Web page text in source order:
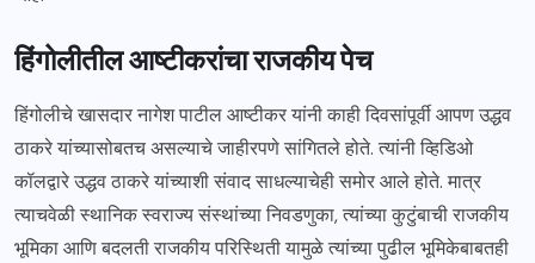
हिंगोलीतील आष्टीकरांचा राजकीय पेच
हिंगोलीचे खासदार नागेश पाटील आष्टीकर यांनी काही दिवसांपूर्वी आपण उद्धव
ठाकरे यांच्यासोबतच असल्याचे जाहीरपणे सांगितले होते. त्यांनी व्हिडिओ
कॉलद्वारे उद्धव ठाकरे यांच्याशी संवाद साधल्याचेही समोर आले होते. मात्र
त्याचवेळी स्थानिक स्वराज्य संस्थांच्या निवडणुका, त्यांच्या कुटुंबाची राजकीय
भूमिका आणि बदलती राजकीय परिस्थिती यामुळे त्यांच्या पुढील भूमिकेबाबतही